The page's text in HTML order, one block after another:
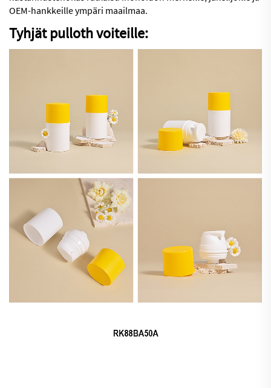
OEM-hankkeille ympäri maailmaa.
Tyhjät pulloth voiteille: